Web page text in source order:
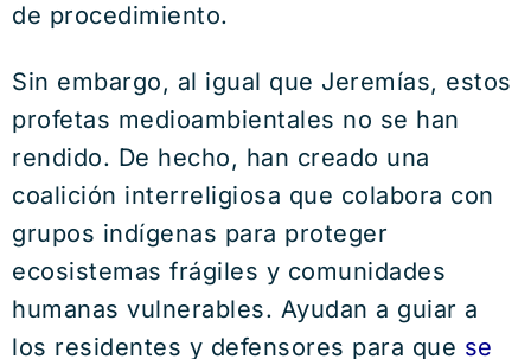
de procedimiento.
Sin embargo, al igual que Jeremías, estos
profetas medioambientales no se han
rendido. De hecho, han creado una
coalición interreligiosa que colabora con
grupos indígenas para proteger
ecosistemas frágiles y comunidades
humanas vulnerables. Ayudan a guiar a
los residentes y defensores para que se